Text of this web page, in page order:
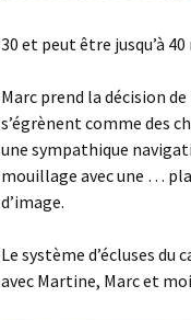
30 et peut être jusqu’à
Marc prend la décision
s’égrènent comme des
une sympathique
mouillage avec une …
d’image.
Le système d’écluses
avec Martine, Marc et